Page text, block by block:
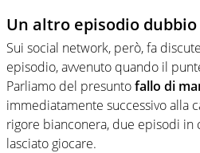
Un altro episodio
Sui social network, però, fa
episodio, avvenuto quando il
Parliamo del presuntofallo di
immediatamente successivo alla
rigore bianconera, due episodi in
lasciato giocare.